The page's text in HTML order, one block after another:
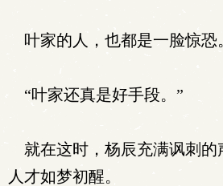
叶家的人，也都是一脸惊恐
“叶家还真是好手段。”
就在这时，杨辰充满讽刺的
人才如梦初醒。